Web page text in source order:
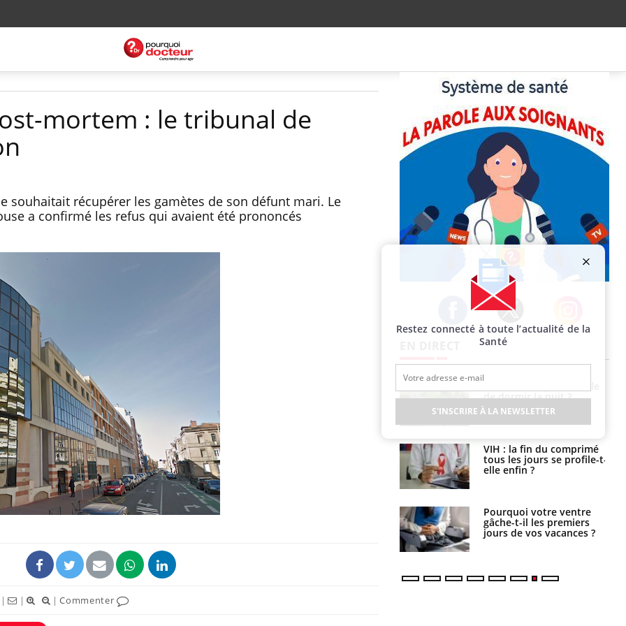
mortem : le tribunal de
souhaitait récupérer les gamètes de son défunt mari. Le
a confirmé les refus qui avaient été prononcés
| | |Commenter
Facebook Twitter Instagram
Comment oublier les
écrans en vacances ?
Toujours connectés :
comment le travail
empiète de plus en plus
sur nos soirées
Cancer colorectal : une
de dormir la nuit ?
VIH : la fin du comprimé
tous les jours se profile-t-
elle enfin ?
Pourquoi votre ventre
gâche-t-il les premiers
jours de vos vacances ?
Restez connecté à toute l’actualité de la
Santé
S'INSCRIRE À LA NEWSLETTER